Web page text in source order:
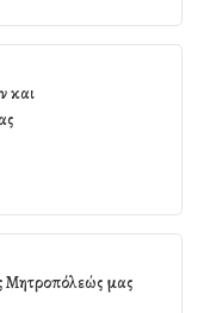
και
Μητροπόλεώς μας